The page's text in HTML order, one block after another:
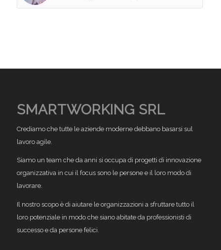
SMARTWORKING SRL
Crediamo che tutte le aziende moderne debbano basarsi sul
lavoro agile.
Siamo un team che da anni si occupa di progetti di innovazione
organizzativa in cui il focus sono le persone e il loro modo di
lavorare.
Il nostro scopo è di aiutare le organizzazioni a sfruttare tutto il
loro potenziale in modo che siano abitate da professionisti di
successo e da persone felici.